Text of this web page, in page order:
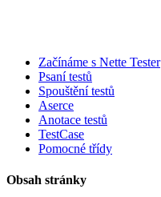
Začínáme s Nette Tester
Psaní testů
Spouštění testů
Aserce
Anotace testů
TestCase
Pomocné třídy
Obsah stránky